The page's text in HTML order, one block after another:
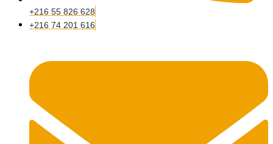
+216 55 826 628
+216 74 201 616